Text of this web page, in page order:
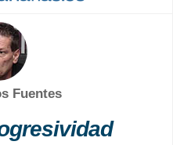
Fuentes